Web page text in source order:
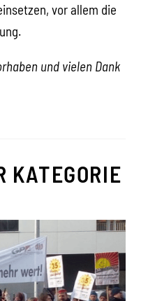
vor allem die
und vielen Dank
KATEGORIE